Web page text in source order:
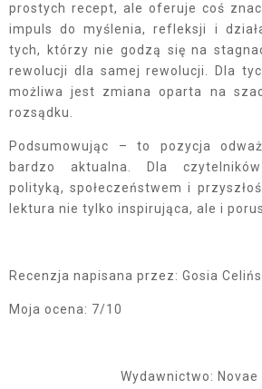
prostych recept, ale oferuje coś
impuls do myślenia, refleksji i
tych, którzy nie godzą się na
rewolucji dla samej rewolucji. Dla
możliwa jest zmiana oparta na
rozsądku.
Podsumowując – to pozycja
bardzo aktualna. Dla czytelników
polityką, społeczeństwem i
lektura nie tylko inspirująca, ale i
Recenzja napisana przez: Gosia
Moja ocena: 7/10
Wydawnictwo: Novae